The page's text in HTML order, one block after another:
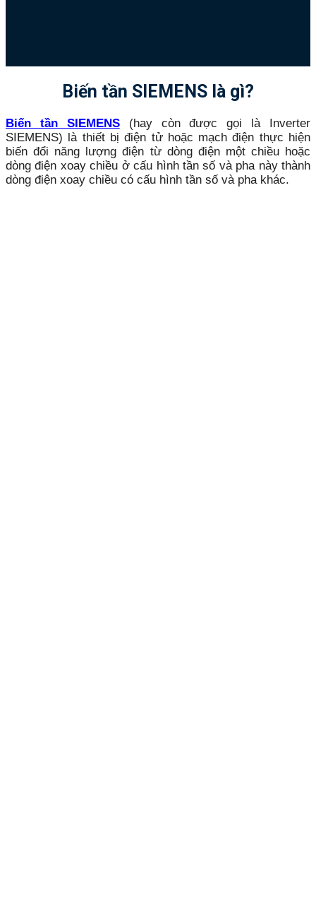
Biến tần SIEMENS là gì?
Biến tần SIEMENS(hay còn được gọi là Inverter
SIEMENS) là thiết bị điện tử hoặc mạch điện thực hiện
biến đổi năng lượng điện từ dòng điện một chiều hoặc
dòng điện xoay chiều ở cấu hình tần số và pha này thành
dòng điện xoay chiều có cấu hình tần số và pha khác.